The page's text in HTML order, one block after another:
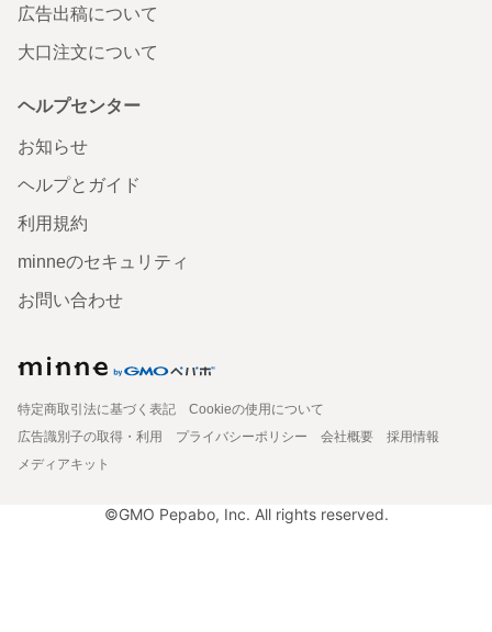
広告出稿について
大口注文について
ヘルプセンター
お知らせ
ヘルプとガイド
利用規約
minneのセキュリティ
お問い合わせ
特定商取引法に基づく表記
Cookieの使用について
広告識別子の取得・利用
プライバシーポリシー 会社概要
採用情報
メディアキット
©GMO Pepabo, Inc. All rights reserved.